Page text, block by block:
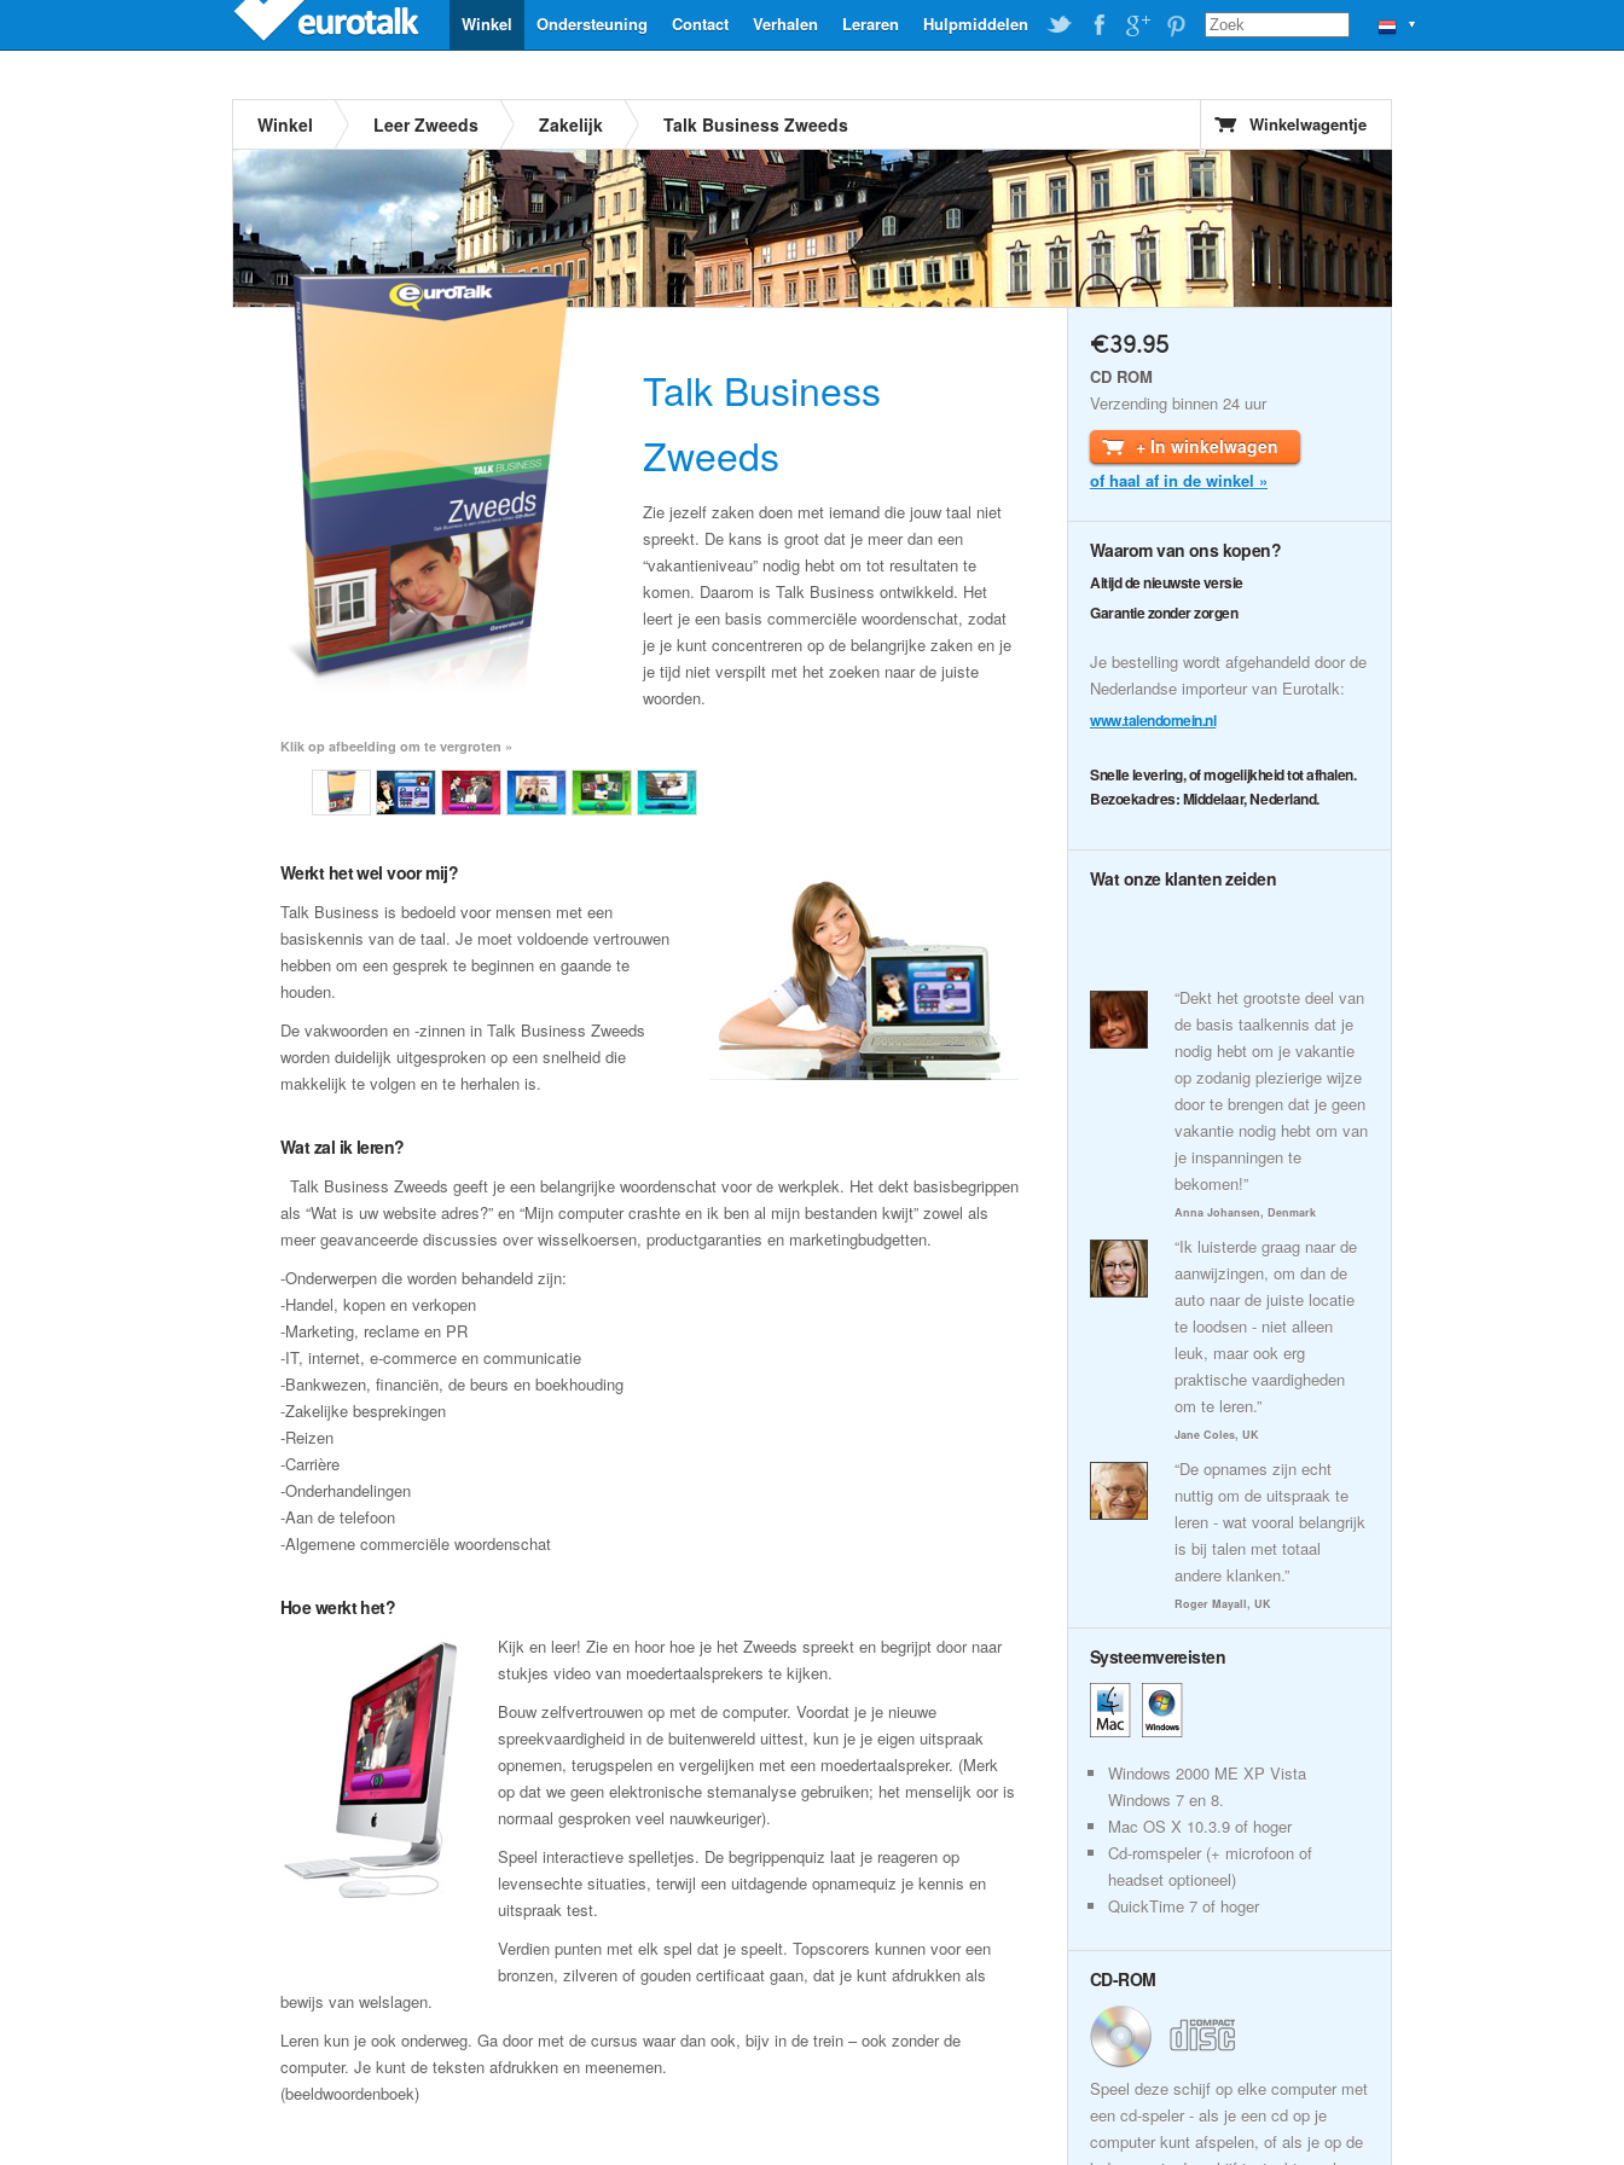
▼
Hulpmiddelen
Leraren
Verhalen
Contact
Ondersteuning
Winkel
Winkel Leer Zweeds Zakelijk Talk Business Zweeds Winkelwagentje
Talk Business
Zweeds
Zie jezelf zaken doen met iemand die jouw taal niet
spreekt. De kans is groot dat je meer dan een
“vakantieniveau” nodig hebt om tot resultaten te
komen. Daarom is Talk Business ontwikkeld. Het
leert je een basis commerciële woordenschat, zodat
je je kunt concentreren op de belangrijke zaken en je
je tijd niet verspilt met het zoeken naar de juiste
woorden.
Klik op afbeelding om te vergroten »
Werkt het wel voor mij?
Talk Business is bedoeld voor mensen met een
basiskennis van de taal. Je moet voldoende vertrouwen
hebben om een gesprek te beginnen en gaande te
houden.
De vakwoorden en -zinnen in Talk Business Zweeds
worden duidelijk uitgesproken op een snelheid die
makkelijk te volgen en te herhalen is.
Wat zal ik leren?
Talk Business Zweeds geeft je een belangrijke woordenschat voor de werkplek. Het dekt basisbegrippen
als “Wat is uw website adres?” en “Mijn computer crashte en ik ben al mijn bestanden kwijt” zowel als
meer geavanceerde discussies over wisselkoersen, productgaranties en marketingbudgetten.
-Onderwerpen die worden behandeld zijn:
-Handel, kopen en verkopen
-Marketing, reclame en PR
-IT, internet, e-commerce en communicatie
-Bankwezen, financiën, de beurs en boekhouding
-Zakelijke besprekingen
-Reizen
-Carrière
-Onderhandelingen
-Aan de telefoon
-Algemene commerciële woordenschat
Hoe werkt het?
Kijk en leer! Zie en hoor hoe je het Zweeds spreekt en begrijpt door naar
stukjes video van moedertaalsprekers te kijken.
Bouw zelfvertrouwen op met de computer. Voordat je je nieuwe
spreekvaardigheid in de buitenwereld uittest, kun je je eigen uitspraak
opnemen, terugspelen en vergelijken met een moedertaalspreker. (Merk
op dat we geen elektronische stemanalyse gebruiken; het menselijk oor is
normaal gesproken veel nauwkeuriger).
Speel interactieve spelletjes. De begrippenquiz laat je reageren op
levensechte situaties, terwijl een uitdagende opnamequiz je kennis en
uitspraak test.
Verdien punten met elk spel dat je speelt. Topscorers kunnen voor een
bronzen, zilveren of gouden certificaat gaan, dat je kunt afdrukken als
bewijs van welslagen.
Leren kun je ook onderweg. Ga door met de cursus waar dan ook, bijv in de trein – ook zonder de
computer. Je kunt de teksten afdrukken en meenemen.
(beeldwoordenboek)
€39.95
CD ROM
Verzending binnen 24 uur
+ In winkelwagen
of haal af in de winkel »
Waarom van ons kopen?
Altijd de nieuwste versie
Garantie zonder zorgen
Je bestelling wordt afgehandeld door de
Nederlandse importeur van Eurotalk:
www.talendomein.nl
Snelle levering, of mogelijkheid tot afhalen.
Bezoekadres: Middelaar, Nederland.
Wat onze klanten zeiden
“Dekt het grootste deel van
de basis taalkennis dat je
nodig hebt om je vakantie
op zodanig plezierige wijze
door te brengen dat je geen
vakantie nodig hebt om van
je inspanningen te
bekomen!”
Anna Johansen, Denmark
“Ik luisterde graag naar de
aanwijzingen, om dan de
auto naar de juiste locatie
te loodsen - niet alleen
leuk, maar ook erg
praktische vaardigheden
om te leren.”
Jane Coles, UK
“De opnames zijn echt
nuttig om de uitspraak te
leren - wat vooral belangrijk
is bij talen met totaal
andere klanken.”
Roger Mayall, UK
Systeemvereisten
Windows 2000 ME XP Vista
Windows 7 en 8.
Mac OS X 10.3.9 of hoger
Cd-romspeler (+ microfoon of
headset optioneel)
QuickTime 7 of hoger
CD-ROM
Speel deze schijf op elke computer met
een cd-speler - als je een cd op je
computer kunt afspelen, of als je op de